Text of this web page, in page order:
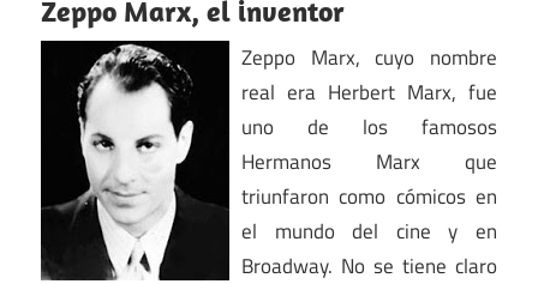
Zeppo Marx, el inventor
Zeppo Marx, cuyo nombre
real era Herbert Marx, fue
uno de los famosos
Hermanos Marx que
triunfaron como cómicos en
el mundo del cine y en
Broadway. No se tiene claro